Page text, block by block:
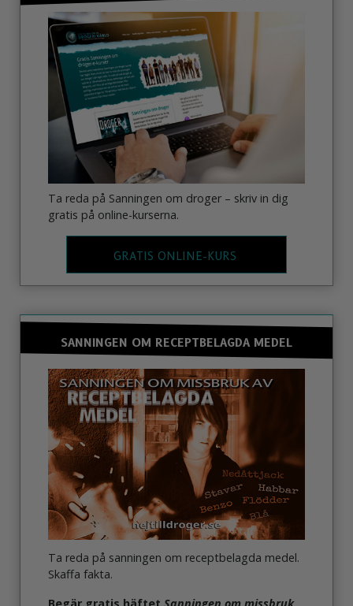
Ta reda på Sanningen om droger – skriv in dig
gratis på online-kurserna.
GRATIS ONLINE-KURS
SANNINGEN OM RECEPTBELAGDA MEDEL
Ta reda på sanningen om receptbelagda medel.
Skaffa fakta.